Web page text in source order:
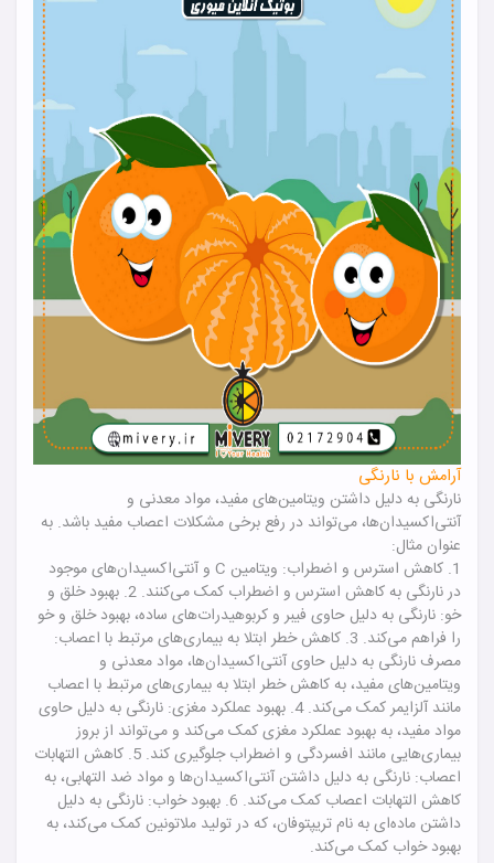
آرامش با نارنگی
نارنگی به دلیل داشتن ویتامین‌های مفید، مواد معدنی و
آنتی‌اکسیدان‌ها، می‌تواند در رفع برخی مشکلات اعصاب مفید باشد. به
عنوان مثال:
1. کاهش استرس و اضطراب: ویتامین C و آنتی‌اکسیدان‌های موجود
در نارنگی به کاهش استرس و اضطراب کمک می‌کنند. 2. بهبود خلق و
خو: نارنگی به دلیل حاوی فیبر و کربوهیدرات‌های ساده، بهبود خلق و خو
را فراهم می‌کند. 3. کاهش خطر ابتلا به بیماری‌های مرتبط با اعصاب:
مصرف نارنگی به دلیل حاوی آنتی‌اکسیدان‌ها، مواد معدنی و
ویتامین‌های مفید، به کاهش خطر ابتلا به بیماری‌های مرتبط با اعصاب
مانند آلزایمر کمک می‌کند. 4. بهبود عملکرد مغزی: نارنگی به دلیل حاوی
مواد مفید، به بهبود عملکرد مغزی کمک می‌کند و می‌تواند از بروز
بیماری‌هایی مانند افسردگی و اضطراب جلوگیری کند. 5. کاهش التهابات
اعصاب: نارنگی به دلیل داشتن آنتی‌اکسیدان‌ها و مواد ضد التهابی، به
کاهش التهابات اعصاب کمک می‌کند. 6. بهبود خواب: نارنگی به دلیل
داشتن ماده‌ای به نام تریپتوفان، که در تولید ملاتونین کمک می‌کند، به
بهبود خواب کمک می‌کند.